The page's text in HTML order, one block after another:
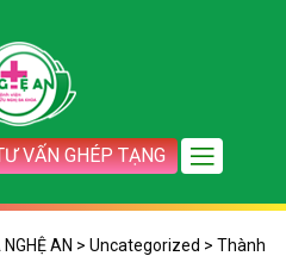
VẤN GHÉP TẠNG
AN > Uncategorized > Thành